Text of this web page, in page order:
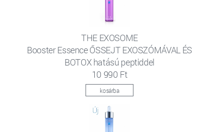
THE EXOSOME
Booster Essence ŐSSEJT EXOSZÓMÁVAL ÉS
BOTOX hatású peptiddel
10 990 Ft
kosárba